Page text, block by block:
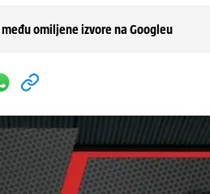
omiljene izvore na Googleu